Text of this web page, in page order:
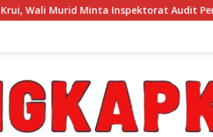
Audit Penggunaan Dana BOS